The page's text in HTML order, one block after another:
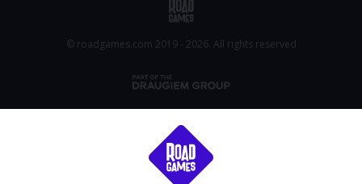
© roadgames.com 2019 - 2026. All rights reserved